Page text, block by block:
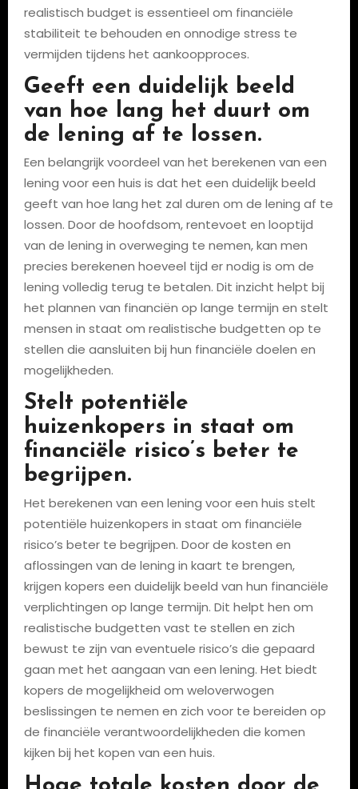
realistisch budget is essentieel om financiële
stabiliteit te behouden en onnodige stress te
vermijden tijdens het aankoopproces.
Geeft een duidelijk beeld
van hoe lang het duurt om
de lening af te lossen.
Een belangrijk voordeel van het berekenen van een
lening voor een huis is dat het een duidelijk beeld
geeft van hoe lang het zal duren om de lening af te
lossen. Door de hoofdsom, rentevoet en looptijd
van de lening in overweging te nemen, kan men
precies berekenen hoeveel tijd er nodig is om de
lening volledig terug te betalen. Dit inzicht helpt bij
het plannen van financiën op lange termijn en stelt
mensen in staat om realistische budgetten op te
stellen die aansluiten bij hun financiële doelen en
mogelijkheden.
Stelt potentiële
huizenkopers in staat om
financiële risico’s beter te
begrijpen.
Het berekenen van een lening voor een huis stelt
potentiële huizenkopers in staat om financiële
risico’s beter te begrijpen. Door de kosten en
aflossingen van de lening in kaart te brengen,
krijgen kopers een duidelijk beeld van hun financiële
verplichtingen op lange termijn. Dit helpt hen om
realistische budgetten vast te stellen en zich
bewust te zijn van eventuele risico’s die gepaard
gaan met het aangaan van een lening. Het biedt
kopers de mogelijkheid om weloverwogen
beslissingen te nemen en zich voor te bereiden op
de financiële verantwoordelijkheden die komen
kijken bij het kopen van een huis.